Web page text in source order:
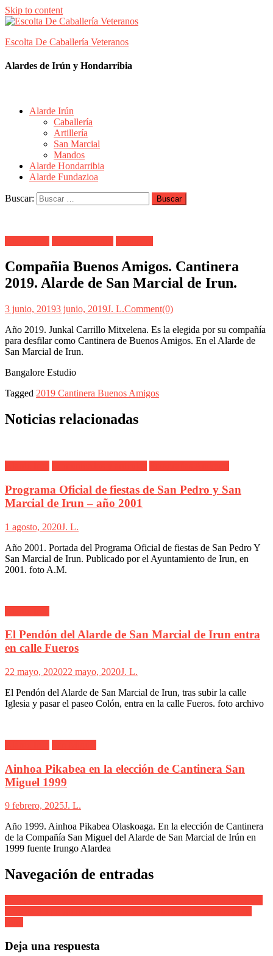
Skip to content
Escolta De Caballería Veteranos
Alardes de Irún y Hondarribia
Alarde Irún
Caballería
Artillería
San Marcial
Mandos
Alarde Hondarribia
Alarde Fundazioa
Buscar:
Compañia Buenos Amigos. Cantinera
2019. Alarde de San Marcial de Irun.
3 junio, 20193 junio, 2019J. L.Comment(0)
Año 2019. Junkal Carrillo Mitxelena. Es la elegida por su compañía
para desfilar como Cantinera de Buenos Amigos. En el Alarde de
San Marcial de Irun.
Bangalore Estudio
Tagged 2019 Cantinera Buenos Amigos
Noticias relacionadas
Programa Oficial de fiestas de San Pedro y San
Marcial de Irun – año 2001
1 agosto, 2020J. L.
Año 2001. Portada del Programa Oficial de fiestas de San Pedro Y
San Marcial de Irun. Publicado por el Ayuntamiento de Irun, en
2001. foto A.M.
El Pendón del Alarde de San Marcial de Irun entra
en calle Fueros
22 mayo, 202022 mayo, 2020J. L.
El Pendón del Alarde de San Marcial de Irun, tras subir la calle
Iglesia y pasar el paseo Colón, entra en la calle Fueros. foto archivo
Ainhoa Pikabea en la elección de Cantinera San
Miguel 1999
9 febrero, 2025J. L.
Año 1999. Ainhoa Pikabea Olaskoaga. En la elección de Cantinera
de la Compañía San Miguel del Alarde de San Marcial de Irún en
1999 fuente Irungo Alardea
Navegación de entradas
Deja una respuesta